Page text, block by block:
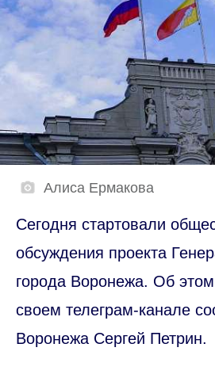
Алиса Ермакова
Сегодня стартовали
обсуждения проекта
города Воронежа. Об
своем телеграм-канале
Воронежа Сергей Петрин.